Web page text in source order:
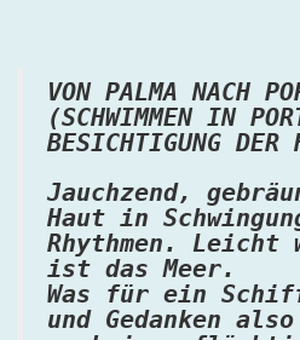
VON PALMA NACH
(SCHWIMMEN IN
BESICHTIGUNG DER
Jauchzend,
Haut in
Rhythmen. Leicht
ist das Meer.
Was für ein
und Gedanken